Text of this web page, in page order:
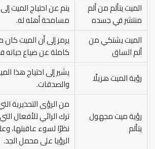
الميت يتألم من ألم
منتشر في جسده
ينم عن احتياج الميت
مسامحة أهله له.
الميت يشتكي من
ألم الساق
يرمز إلى أن الميت
كاملة عن ضياع حياته
رؤية الميت هزيلًا
يشير إلى احتياج هذا
والصدقات.
رؤية ميت مجهول
يتألم
من الرؤى التحذيرية
ترك الرائي للأفعال
نظرًا لسوء عاقبتها،
الرؤيا على محمل الجد.